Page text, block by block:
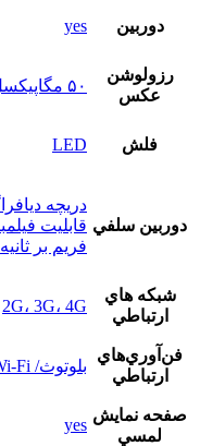
دوربين yes
رزولوشن
عکس
۵۰ مگاپیکسل
فلش LED
دوربين سلفي
فریم بر ثانیه
شبکه هاي
ارتباطي
2G، 3G، 4G
فن‌آوري‌هاي
ارتباطي
بلوتوث/ NFC/ Wi-Fi
صفحه نمايش
لمسي
yes